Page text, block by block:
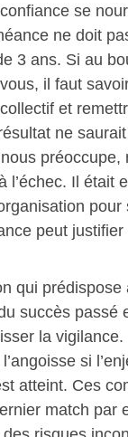
se
ne doit
3 ans. Si au
il faut
et
ne
préoccupe,
l’échec. Il était
peut justifier
qui
succès passé
la vigilance.
si
atteint. Ces
match par